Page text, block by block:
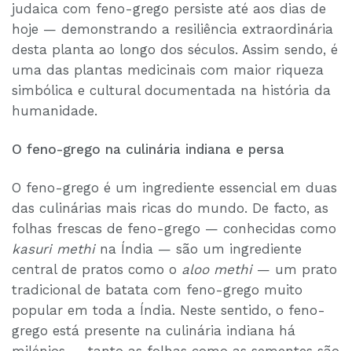
judaica com feno-grego persiste até aos dias de
hoje — demonstrando a resiliência extraordinária
desta planta ao longo dos séculos. Assim sendo, é
uma das plantas medicinais com maior riqueza
simbólica e cultural documentada na história da
humanidade.
O feno-grego na culinária indiana e persa
O feno-grego é um ingrediente essencial em duas
das culinárias mais ricas do mundo. De facto, as
folhas frescas de feno-grego — conhecidas como
kasuri methina Índia — são um ingrediente
central de pratos como o aloo methi— um prato
tradicional de batata com feno-grego muito
popular em toda a Índia. Neste sentido, o feno-
grego está presente na culinária indiana há